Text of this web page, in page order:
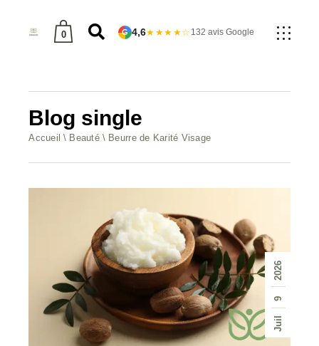
0
dans le panier.
G 4,6★★★★☆ 132 avis Google
Blog single
Accueil Beauté Beurre de Karité Visage
Juil
9
2026